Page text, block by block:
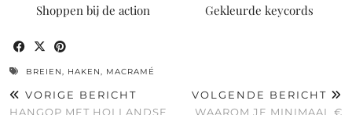
Shoppen bij de action Gekleurde keycords
BREIEN, HAKEN, MACRAMÉ
VORIGE BERICHT
HANGOP MET HOLLANDSE
VOLGENDE BERICHT
WAAROM JE MINIMAAL €